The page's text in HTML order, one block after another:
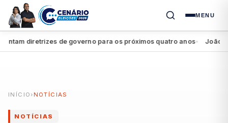
MENU
diretrizes de governo para os próximos quatro anos ● João
INÍCIO › NOTÍCIAS
NOTÍCIAS